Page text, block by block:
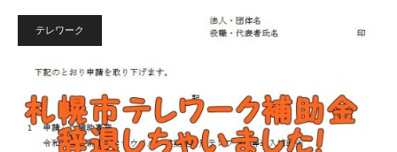
テレワーク